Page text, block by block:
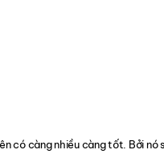
có càng nhiều càng tốt. Bởi nó